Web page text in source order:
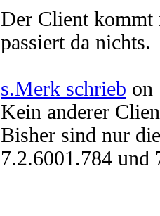
Der Client kommt
passiert da nichts.
s.Merk schrieb on
Kein anderer
Bisher sind nur
7.2.6001.784 und